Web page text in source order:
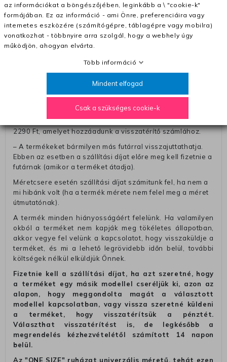
Pénzvisszatérítés:
A pénz visszatérítéséhez küldjük a futárt, hogy vegye át
Öntől a terméket/termékeket, vagy más futárral is
elküldheti. Olyan utávéttel küldött csomagot, melyne
csomagba kérjük, hogy a visszaküldés könnyebb
azonosítása érdekében tegyen egy megjegyzést, amelyre
felírja telefonszámát/rendelési számát. Az eljárás
egyszerűsítése érdekében kérjük, hogy erre a jegyre írja
rá a számla IBAN-számát és a számlatulajdonos nevét.
– Ha vissza akarja küldeni a termékeket a futárunkkal, a díj
2290 Ft, amelyet hozzáadunk a visszatérítő számlához.
– A termékeket bármilyen más futárral visszajuttathatja.
Ebben az esetben a szállítási díjat előre meg kell fizetnie a
futárnak (amikor a terméket átadja).
Méretcsere esetén szállítási díjat számitunk fel, ha nem a
mi hibánk volt (ha a termék mérete nem felel meg a méret
útmutatónak).
A termék minden hiányosságáért felelünk. Ha valamilyen
okból a terméket nem kapják meg tökéletes állapotban,
akkor vegye fel velünk a kapcsolatot, hogy visszaküldje a
terméket, és mi a lehető legrövidebb időn belül, további
költségek nélkül elküldjük Önnek.
Fizetnie kell a szállítási díjat, ha azt szeretné, hogy
a terméket egy másik modellel cseréljük ki, azon az
alapon, hogy meggondolta magát a választott
modellel kapcsolatban, vagy vissza szeretné küldeni
a terméket, hogy visszatérítsük a pénztét.
Választhat visszatérítést is, de legkésőbb a
megrendelés kézhezvételétől számított 14 napon
belül.
Az "ONE SIZE" ruházat univerzális méretű, tehát ezen
az információkat a böngészőjében, leginkább a \ "cookie-k"
formájában. Ez az információ - ami Önre, preferenciáira vagy
internetes eszközére (számítógépre, táblagépre vagy mobilra)
vonatkozhat - többnyire arra szolgál, hogy a webhely úgy
működjön, ahogyan elvárta.
Több információ
Mindent elfogad
Csak a szükséges cookie-k